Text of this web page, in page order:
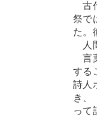
古
祭で
た。
人
言
する
詩人
き、
って